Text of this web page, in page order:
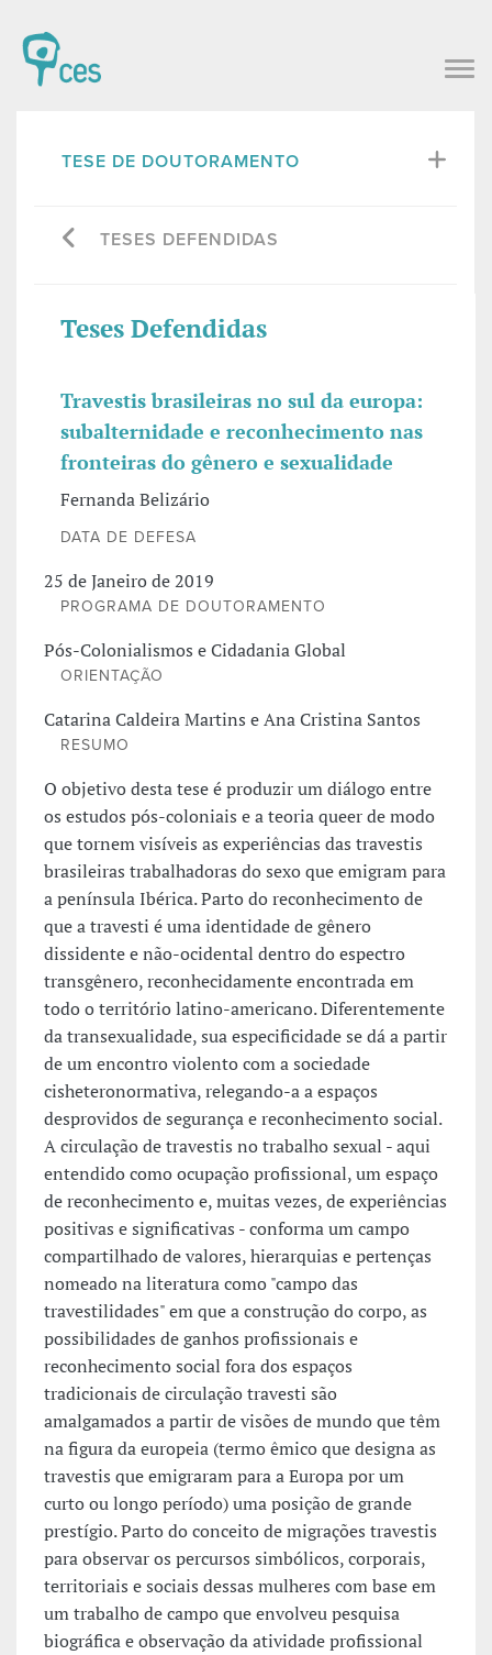
TESE DE DOUTORAMENTO
TESES DEFENDIDAS
Teses Defendidas
Travestis brasileiras no sul da europa:
subalternidade e reconhecimento nas
fronteiras do gênero e sexualidade
Fernanda Belizário
DATA DE DEFESA
25 de Janeiro de 2019
PROGRAMA DE DOUTORAMENTO
Pós-Colonialismos e Cidadania Global
ORIENTAÇÃO
Catarina Caldeira Martins e Ana Cristina Santos
RESUMO
O objetivo desta tese é produzir um diálogo entre
os estudos pós-coloniais e a teoria queer de modo
que tornem visíveis as experiências das travestis
brasileiras trabalhadoras do sexo que emigram para
a península Ibérica. Parto do reconhecimento de
que a travesti é uma identidade de gênero
dissidente e não-ocidental dentro do espectro
transgênero, reconhecidamente encontrada em
todo o território latino-americano. Diferentemente
da transexualidade, sua especificidade se dá a partir
de um encontro violento com a sociedade
cisheteronormativa, relegando-a a espaços
desprovidos de segurança e reconhecimento social.
A circulação de travestis no trabalho sexual - aqui
entendido como ocupação profissional, um espaço
de reconhecimento e, muitas vezes, de experiências
positivas e significativas - conforma um campo
compartilhado de valores, hierarquias e pertenças
nomeado na literatura como "campo das
travestilidades" em que a construção do corpo, as
possibilidades de ganhos profissionais e
reconhecimento social fora dos espaços
tradicionais de circulação travesti são
amalgamados a partir de visões de mundo que têm
na figura da europeia (termo êmico que designa as
travestis que emigraram para a Europa por um
curto ou longo período) uma posição de grande
prestígio. Parto do conceito de migrações travestis
para observar os percursos simbólicos, corporais,
territoriais e sociais dessas mulheres com base em
um trabalho de campo que envolveu pesquisa
biográfica e observação da atividade profissional